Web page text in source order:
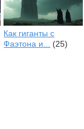
Как гиганты с
Фаэтона и... (25)